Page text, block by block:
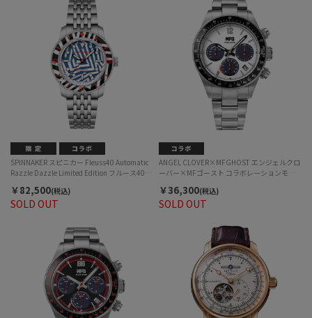
SOLD OUT
SPINNAKER スピニカー Fleuss40 Automatic
Razzle Dazzle Limited Edition フルース40 オ
ィション SP-5165-11 自動巻 メンズ
￥82,500(税込)
SOLD OUT
ANGEL CLOVER×MFGHOST エンジェルクロ
ーバー×MFゴースト コラボレーションモデ
ョン MFG40-PO ソーラー メンズ
￥36,300(税込)